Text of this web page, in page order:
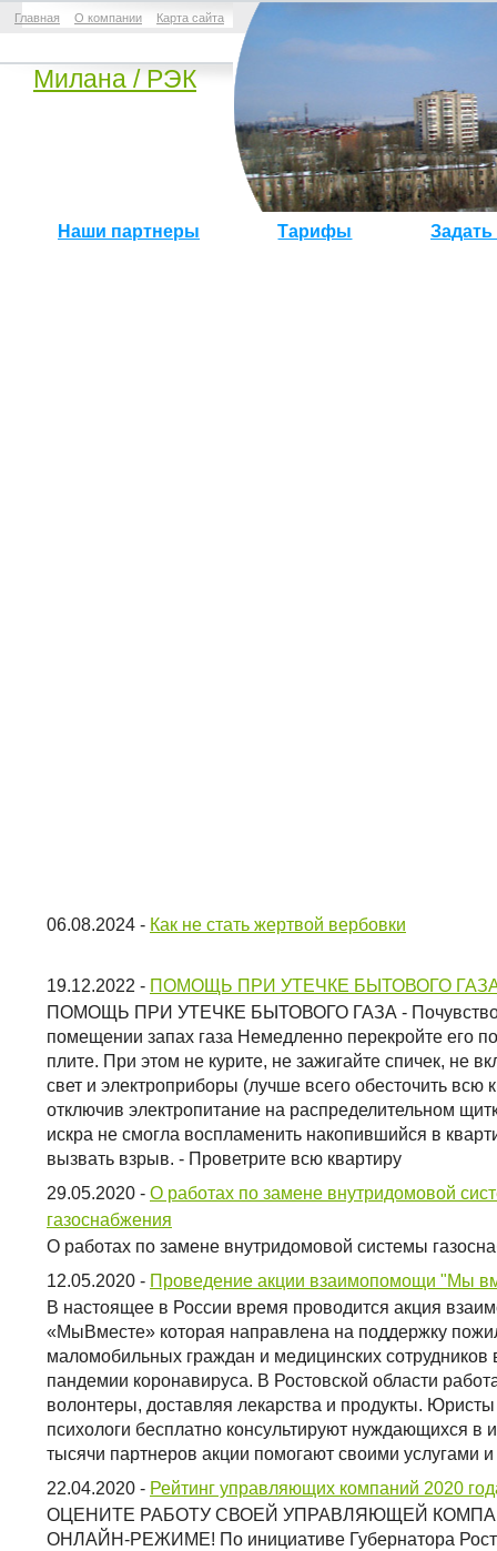
Главная О компании Карта сайта
Mилана / РЭК
Наши партнеры Тарифы
06.08.2024 - Как не стать жертвой вербовки
19.12.2022 - ПОМОЩЬ ПРИ УТЕЧКЕ БЫТОВОГО
ПОМОЩЬ ПРИ УТЕЧКЕ БЫТОВОГО ГАЗА -
помещении запах газа Немедленно перекройте его
плите. При этом не курите, не зажигайте спичек, не
свет и электроприборы (лучше всего обесточить всю
отключив электропитание на распределительном
искра не смогла воспламенить накопившийся в
вызвать взрыв. - Проветрите всю квартиру
29.05.2020 - О работах по замене внутридомовой
газоснабжения
О работах по замене внутридомовой системы
12.05.2020 - Проведение акции взаимопомощи "Мы
В настоящее в России время проводится акция
«МыВместе» которая направлена на поддержку
маломобильных граждан и медицинских сотрудников
пандемии коронавируса. В Ростовской области
волонтеры, доставляя лекарства и продукты.
психологи бесплатно консультируют нуждающихся в
тысячи партнеров акции помогают своими услугами
22.04.2020 - Рейтинг управляющих компаний 2020
ОЦЕНИТЕ РАБОТУ СВОЕЙ УПРАВЛЯЮЩЕЙ
ОНЛАЙН-РЕЖИМЕ! По инициативе Губернатора